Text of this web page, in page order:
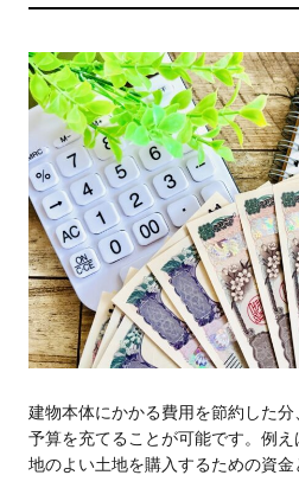
建物本体にかかる費用を節約した
予算を充てることが可能です。例
地のよい土地を購入するための資金